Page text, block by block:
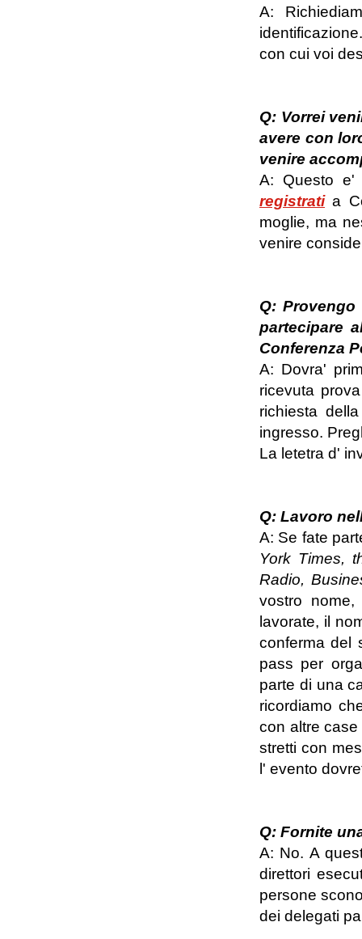
A:
con cui voi
Q: Vorrei
avere con
venire
A: Questo
registratia
moglie, ma
venire
Q:
partecipare
Conferenza
A: Dovra'
ricevuta
richiesta
ingresso.
La letetra d'
Q: Lavoro
A: Se fate
York Times,
Radio,
vostro
lavorate, il
conferma del
pass per
parte di una
ricordiamo
con altre
stretti con
l' evento
Q: Fornite
A: No. A
direttori
persone
dei delegati